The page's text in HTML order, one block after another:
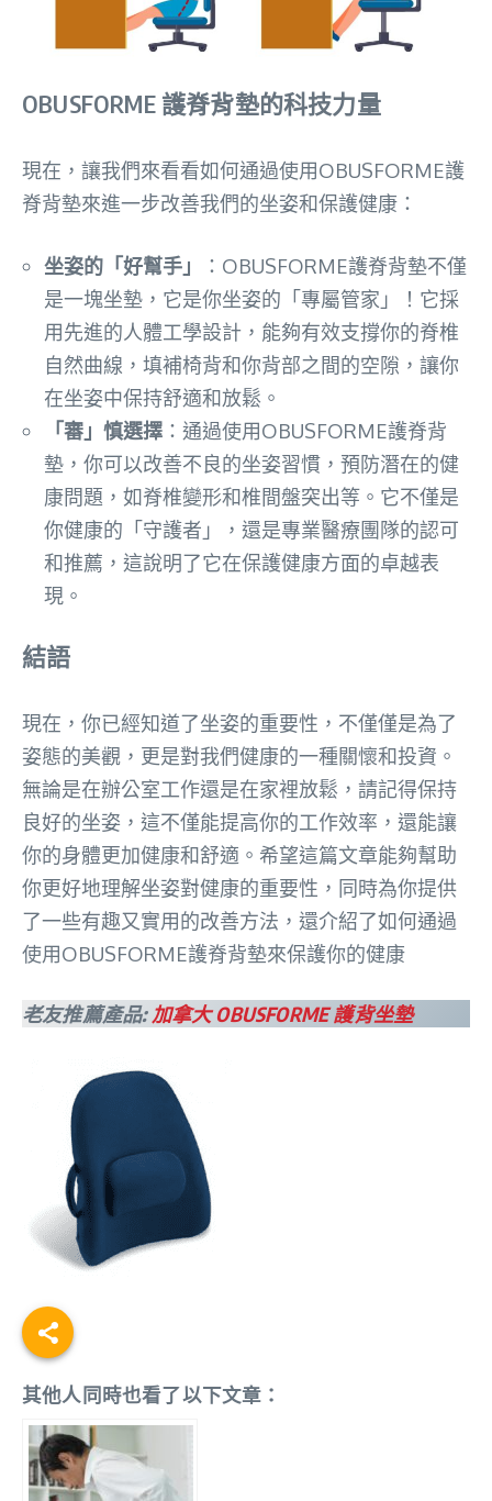
OBUSFORME 護脊背墊的科技力量
現在，讓我們來看看如何通過使用OBUSFORME護
脊背墊來進一步改善我們的坐姿和保護健康：
坐姿的「好幫手」
：OBUSFORME護脊背墊不僅
是一塊坐墊，它是你坐姿的「專屬管家」！它採
用先進的人體工學設計，能夠有效支撐你的脊椎
自然曲線，填補椅背和你背部之間的空隙，讓你
在坐姿中保持舒適和放鬆。
「審」慎選擇 ：通過使用OBUSFORME護脊背
墊，你可以改善不良的坐姿習慣，預防潛在的健
康問題，如脊椎變形和椎間盤突出等。它不僅是
你健康的「守護者」，還是專業醫療團隊的認可
和推薦，這說明了它在保護健康方面的卓越表
現。
結語
現在，你已經知道了坐姿的重要性，不僅僅是為了
姿態的美觀，更是對我們健康的一種關懷和投資。
無論是在辦公室工作還是在家裡放鬆，請記得保持
良好的坐姿，這不僅能提高你的工作效率，還能讓
你的身體更加健康和舒適。希望這篇文章能夠幫助
你更好地理解坐姿對健康的重要性，同時為你提供
了一些有趣又實用的改善方法，還介紹了如何通過
使用OBUSFORME護脊背墊來保護你的健康
老友推薦產品:加拿大 OBUSFORME 護背坐墊
其他人同時也看了以下文章：